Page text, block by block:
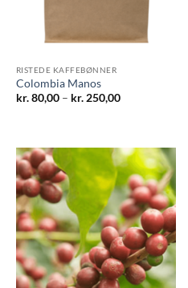
RISTEDE KAFFEBØNNER
Colombia Manos
kr.80,00 – kr.250,00Prisinterval: